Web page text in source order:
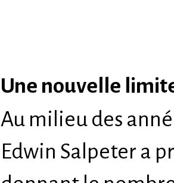
Une nouvelle
Au milieu des
Edwin Salpeter a